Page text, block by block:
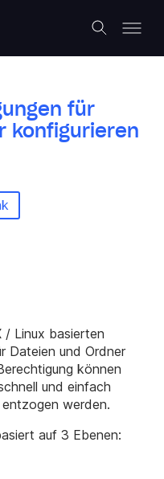
für
konfigurieren
Linux basierten
Dateien und Ordner
können
und einfach
werden.
auf 3 Ebenen: